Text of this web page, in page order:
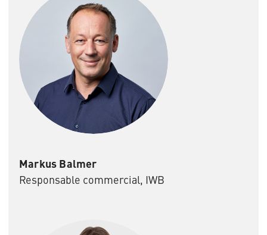
Markus Balmer
Responsable commercial, IWB